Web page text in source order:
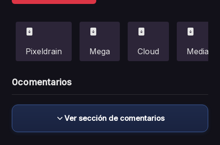
Pixeldrain Mega Cloud
0comentarios
Ver sección de comentarios